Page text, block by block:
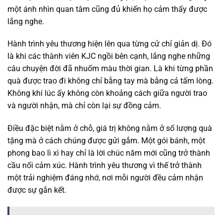
một ánh nhìn quan tâm cũng đủ khiến họ cảm thấy được
lắng nghe.
Hành trình yêu thương hiện lên qua từng cử chỉ giản dị. Đó
là khi các thành viên KJC ngồi bên cạnh, lắng nghe những
câu chuyện đời đã nhuốm màu thời gian. Là khi từng phần
quà được trao đi không chỉ bằng tay mà bằng cả tấm lòng.
Không khí lúc ấy không còn khoảng cách giữa người trao
và người nhận, mà chỉ còn lại sự đồng cảm.
Điều đặc biệt nằm ở chỗ, giá trị không nằm ở số lượng quà
tặng mà ở cách chúng được gửi gắm. Một gói bánh, một
phong bao lì xì hay chỉ là lời chúc năm mới cũng trở thành
cầu nối cảm xúc. Hành trình yêu thương vì thế trở thành
một trải nghiệm đáng nhớ, nơi mỗi người đều cảm nhận
được sự gắn kết.